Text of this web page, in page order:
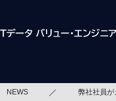
NEWS 弊社社員